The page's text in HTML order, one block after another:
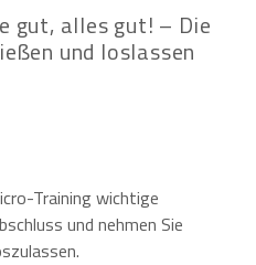
gut, alles gut! – Die
und loslassen
Training wichtige
und nehmen Sie